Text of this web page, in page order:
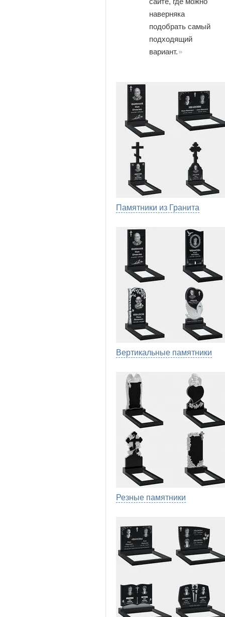
наверняка
подобрать самый
подходящий
вариант.
Памятники из Гранита
Вертикальные памятники
Резные памятники